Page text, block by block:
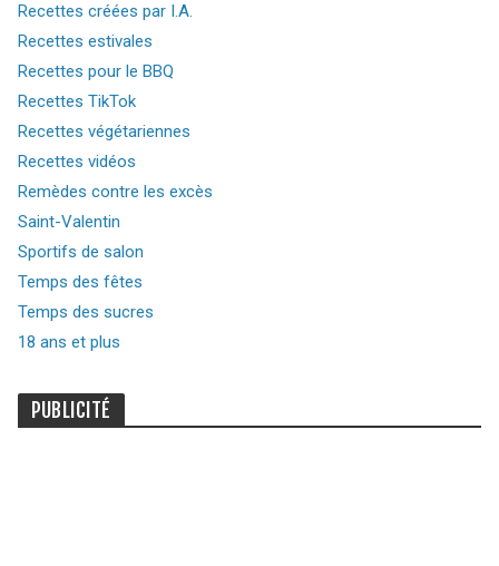
Recettes créées par I.A.
Recettes estivales
Recettes pour le BBQ
Recettes TikTok
Recettes végétariennes
Recettes vidéos
Remèdes contre les excès
Saint-Valentin
Sportifs de salon
Temps des fêtes
Temps des sucres
18 ans et plus
PUBLICITÉ